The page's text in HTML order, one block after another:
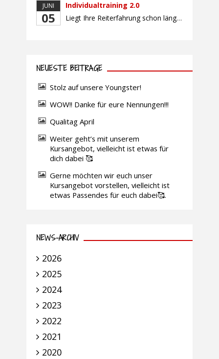
JUNI
05
Individualtraining 2.0
Liegt Ihre Reiterfahrung schon länger zurück oder fühlen Sie sich noch nicht richtig fit? Oder sind Sie bereits ein sicherer Reiter und freuen sich auf weiterführenden Unterricht? Training für Reiter:innen mit unterschiedlicher Reiterfahrung, auf die Wünsche und Kenntnisse des Einzelnen abgestimmt. Ein abwechslungsreiches Programm mit individuellem Reitunterricht und für Fortgeschrittene auch mit Gangtraining findet in […]
NEUESTE BEITRÄGE
Stolz auf unsere Youngster!
WOW!! Danke für eure Nennungen!!!
Qualitag April
Weiter geht’s mit unserem
Kursangebot, vielleicht ist etwas für
dich dabei 🥰
Gerne möchten wir euch unser
Kursangebot vorstellen, vielleicht ist
etwas Passendes für euch dabei🥰.
NEWS-ARCHIV
2026
2025
2024
2023
2022
2021
2020